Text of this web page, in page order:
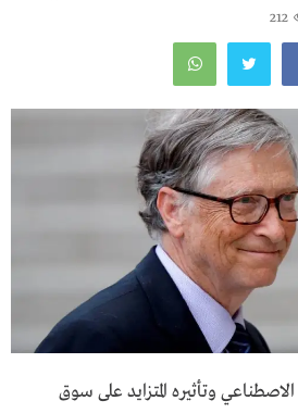
212
وتأثيره المتزايد على سوق